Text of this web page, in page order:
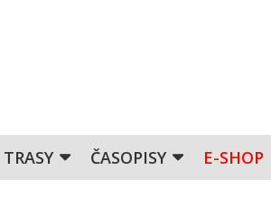
TRASY ČASOPISY E-SHOP